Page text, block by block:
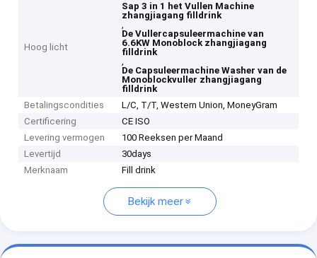
Hoog licht
Sap 3 in 1 het Vullen Machine
zhangjiagang filldrink
,
De Vullercapsuleermachine van
6.6KW Monoblock zhangjiagang
filldrink
,
De Capsuleermachine Washer van de
Monoblockvuller zhangjiagang
filldrink
Betalingscondities
L/C, T/T, Western Union, MoneyGram
Certificering
CE ISO
Levering vermogen
100 Reeksen per Maand
Levertijd
30days
Merknaam
Fill drink
Bekijk meer